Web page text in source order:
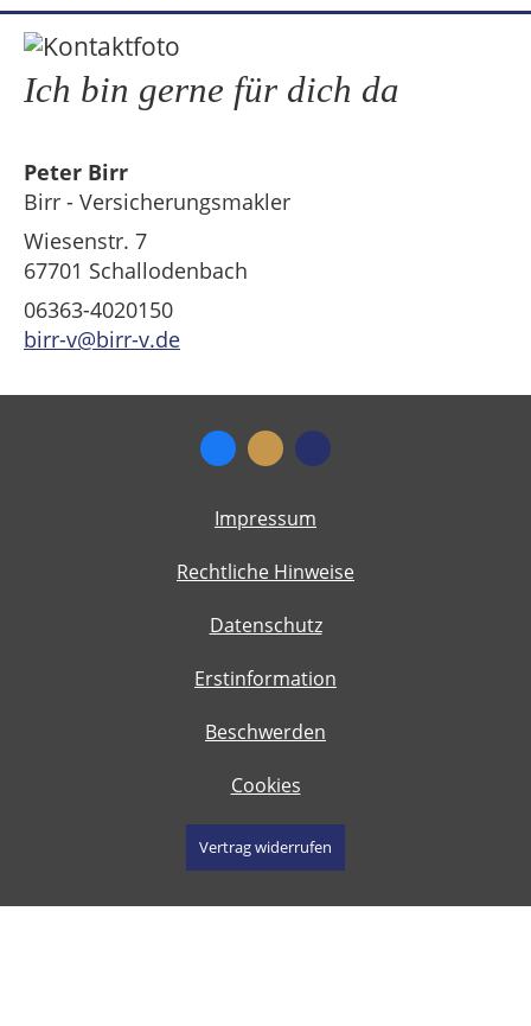
Ich bin gerne für dich da
Peter Birr
Birr - Versicherungsmakler
Wiesenstr. 7
67701 Schallodenbach
06363-4020150
birr-v@birr-v.de
Impressum
Rechtliche Hinweise
Datenschutz
Erstinformation
Beschwerden
Cookies
Vertrag widerrufen